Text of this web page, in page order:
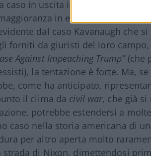
caso in uscita in questi giorni.
in entrambi i rami
dal caso Kavanaugh che
forniti da giuristi del loro
Against Impeaching Trump”(che
la tentazione è forte. Ma,
come ha anticipato,
il clima da civil war, che già si
potrebbe estendersi a
caso nella storia americana di
per altro aperta molto
strada di Nixon, dimettendosi